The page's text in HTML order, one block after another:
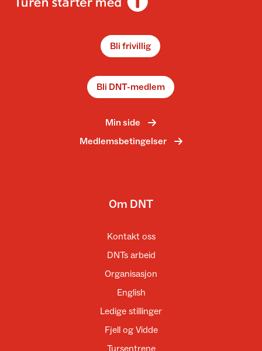
Bli frivillig
Bli DNT-medlem
Min side
Medlemsbetingelser
Om DNT
Kontakt oss
DNTs arbeid
Organisasjon
English
Ledige stillinger
Fjell og Vidde
Tursentrene